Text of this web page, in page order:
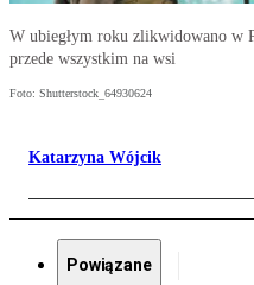
W ubiegłym roku zlikwidowano w
przede wszystkim na wsi
Foto: Shutterstock_64930624
Katarzyna Wójcik
Powiązane